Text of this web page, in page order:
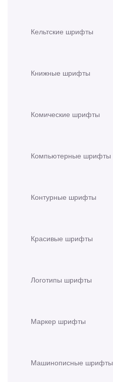
Кельтские шрифты
Книжные шрифты
Комические шрифты
Компьютерные шрифты
Контурные шрифты
Красивые шрифты
Логотипы шрифты
Маркер шрифты
Машинописные шрифты